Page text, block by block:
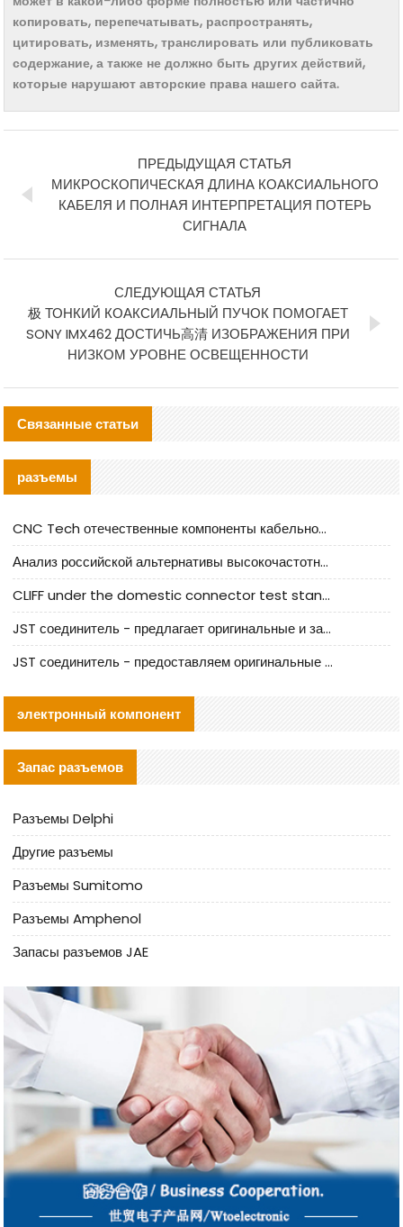
копировать, перепечатывать, распространять,
цитировать, изменять, транслировать или публиковать
содержание, а также не должно быть других действий,
которые нарушают авторские права нашего сайта.
ПРЕДЫДУЩАЯ СТАТЬЯ
МИКРОСКОПИЧЕСКАЯ ДЛИНА КОАКСИАЛЬНОГО
КАБЕЛЯ И ПОЛНАЯ ИНТЕРПРЕТАЦИЯ ПОТЕРЬ
СИГНАЛА
СЛЕДУЮЩАЯ СТАТЬЯ
极 ТОНКИЙ КОАКСИАЛЬНЫЙ ПУЧОК ПОМОГАЕТ
SONY IMX462 ДОСТИЧЬ高清 ИЗОБРАЖЕНИЯ ПРИ
НИЗКОМ УРОВНЕ ОСВЕЩЕННОСТИ
Связанные статьи
разъемы
CNC Tech отечественные компоненты кабельной арматуры оценка и руководство по производственному внедрению
Анализ российской альтернативы высокочастотных кабельных колодцев I-PEX
CLIFF under the domestic connector test standard update
JST соединитель - предлагает оригинальные и заменяющие JST NSHR-02V-S соединители
JST соединитель - предоставляем оригинальные JST GHR-09V-S соединители и их аналоги
электронный компонент
Запас разъемов
Разъемы Delphi
Другие разъемы
Разъемы Sumitomo
Разъемы Amphenol
Запасы разъемов JAE